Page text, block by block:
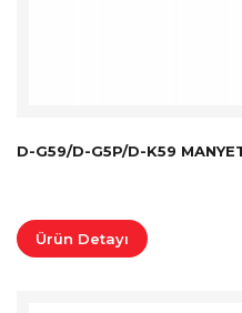
D-G59/D-G5P/D-K59
Ürün Detayı